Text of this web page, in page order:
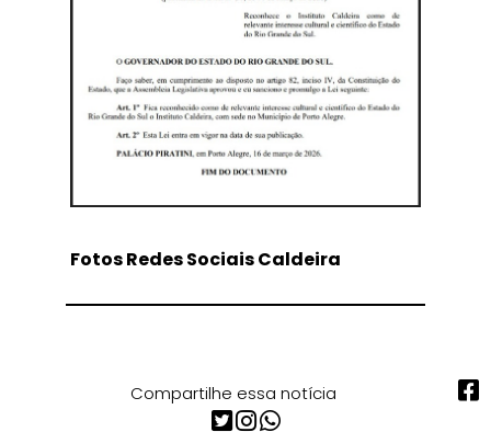
Fotos Redes Sociais Caldeira
Compartilhe essa notícia